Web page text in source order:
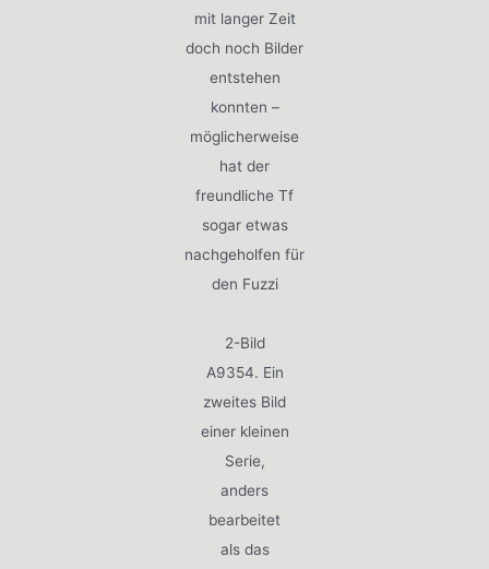
mit langer Zeit
doch noch Bilder
entstehen
konnten –
möglicherweise
hat der
freundliche Tf
sogar etwas
nachgeholfen für
den Fuzzi
2-Bild
A9354. Ein
zweites Bild
einer kleinen
Serie,
anders
bearbeitet
als das